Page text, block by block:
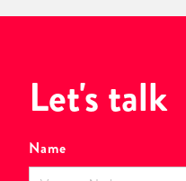
Let's talk
Name